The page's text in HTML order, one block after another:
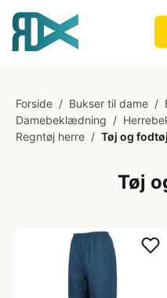
Forside / Bukser til dame /
Damebeklædning /
Regntøj herre / Tøj og fodtøj
Tøj